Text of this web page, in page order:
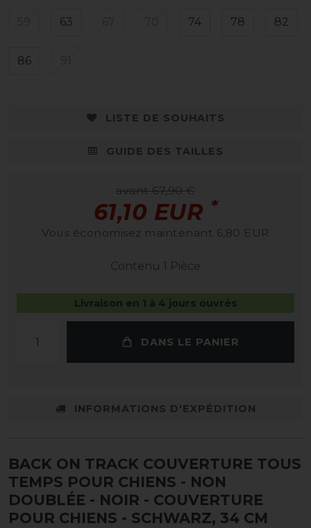
63 74 78 82
86
LISTE DE SOUHAITS
GUIDE DES TAILLES
avant 67,90 €
61,10 EUR *
Vous économisez maintenant 6,80 EUR
Contenu 1 Pièce
Livraison en 1 à 4 jours ouvrés
DANS LE PANIER
INFORMATIONS D'EXPÉDITION
BACK ON TRACK COUVERTURE TOUS
TEMPS POUR CHIENS - NON
DOUBLÉE - NOIR - COUVERTURE
POUR CHIENS - SCHWARZ, 34 CM